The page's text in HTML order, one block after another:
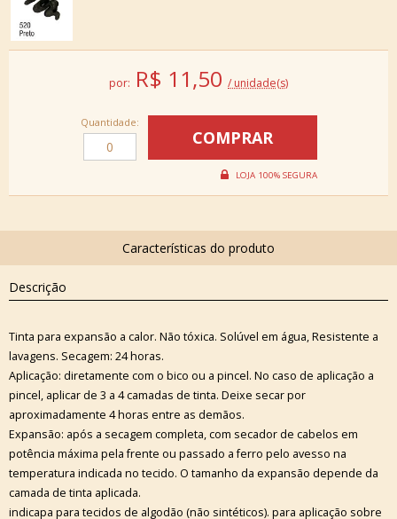
por: R$ 11,50 / unidade(s)
Quantidade:
Descrição
Tinta para expansão a calor. Não tóxica. Solúvel em água, Resistente a
lavagens. Secagem: 24 horas.
Aplicação: diretamente com o bico ou a pincel. No caso de aplicação a
pincel, aplicar de 3 a 4 camadas de tinta. Deixe secar por
aproximadamente 4 horas entre as demãos.
Expansão: após a secagem completa, com secador de cabelos em
potência máxima pela frente ou passado a ferro pelo avesso na
temperatura indicada no tecido. O tamanho da expansão depende da
camada de tinta aplicada.
indicapa para tecidos de algodão (não sintéticos). para aplicação sobre